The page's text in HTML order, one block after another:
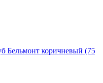
Бельмонт коричневый (75